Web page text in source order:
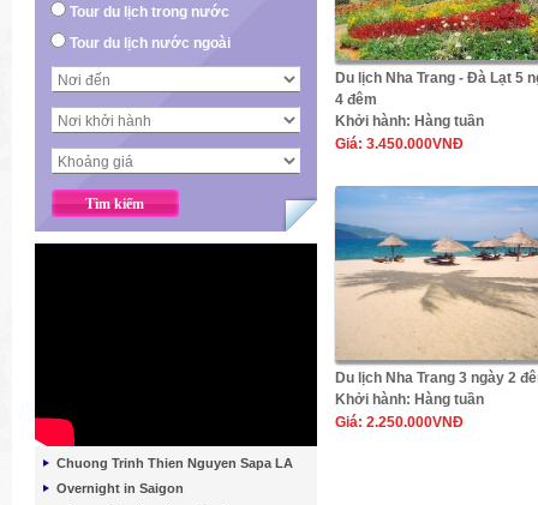
Tour du lịch trong nước
Tour du lịch nước ngoài
Chuong Trinh Thien Nguyen Sapa LA
Overnight in Saigon
Du lịch Nha Trang - Đà Lạt 5
4 đêm
Khởi hành: Hàng tuần
Giá: 3.450.000VNĐ
Du lịch Nha Trang 3 ngày 2
Khởi hành: Hàng tuần
Giá: 2.250.000VNĐ